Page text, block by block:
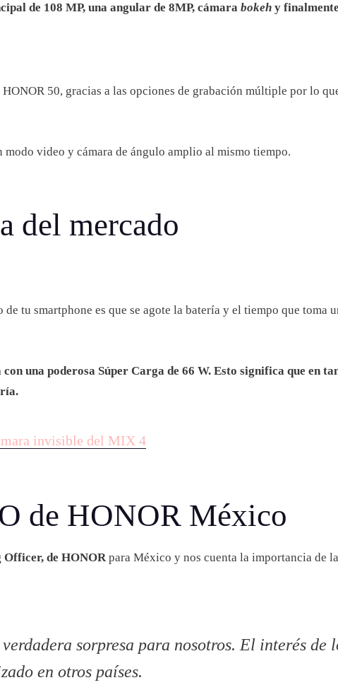
de 108 MP, una angular de 8MP, cámara bokeh y
50, gracias a las opciones de grabación múltiple por lo
video y cámara de ángulo amplio al mismo tiempo.
del mercado
tu smartphone es que se agote la batería y el tiempo que toma
una poderosa Súper Carga de 66 W. Esto significa que en
invisible del MIX 4
de HONOR México
de HONOR para México y nos cuenta la importancia de
sorpresa para nosotros. El interés de
en otros países.